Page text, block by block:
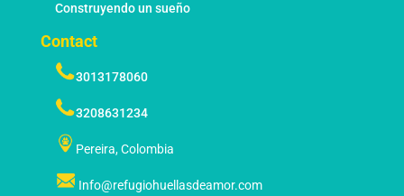
Construyendo un sueño
Contact
3013178060
3208631234
Pereira, Colombia
Info@refugiohuellasdeamor.com